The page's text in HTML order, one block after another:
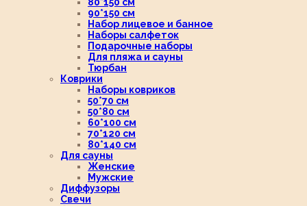
90*150 см
Набор лицевое и банное
Наборы салфеток
Подарочные наборы
Для пляжа и сауны
Тюрбан
Коврики
Наборы ковриков
50*70 см
50*80 см
60*100 см
70*120 см
80*140 см
Для сауны
Женские
Мужские
Диффузоры
Свечи